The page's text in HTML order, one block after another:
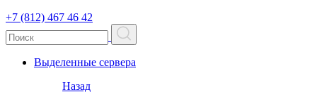
+7 (812) 467 46 42
Выделенные сервера
Назад